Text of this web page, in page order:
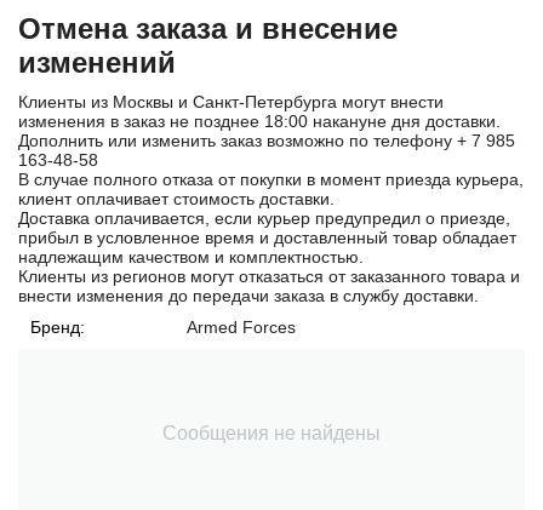
Отмена заказа и внесение
изменений
Клиенты из Москвы и Санкт-Петербурга могут внести
изменения в заказ не позднее 18:00 накануне дня доставки.
Дополнить или изменить заказ возможно по телефону + 7 985
163-48-58
В случае полного отказа от покупки в момент приезда курьера,
клиент оплачивает стоимость доставки.
Доставка оплачивается, если курьер предупредил о приезде,
прибыл в условленное время и доставленный товар обладает
надлежащим качеством и комплектностью.
Клиенты из регионов могут отказаться от заказанного товара и
внести изменения до передачи заказа в службу доставки.
Бренд:
Armed Forces
Сообщения не найдены